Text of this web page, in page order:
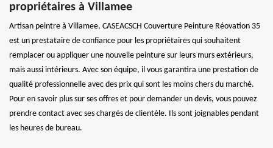
propriétaires à Villamee
Artisan peintre à Villamee, CASEACSCH Couverture Peinture Réovation 35
est un prestataire de confiance pour les propriétaires qui souhaitent
remplacer ou appliquer une nouvelle peinture sur leurs murs extérieurs,
mais aussi intérieurs. Avec son équipe, il vous garantira une prestation de
qualité professionnelle avec des prix qui sont les moins chers du marché.
Pour en savoir plus sur ses offres et pour demander un devis, vous pouvez
prendre contact avec ses chargés de clientèle. Ils sont joignables pendant
les heures de bureau.